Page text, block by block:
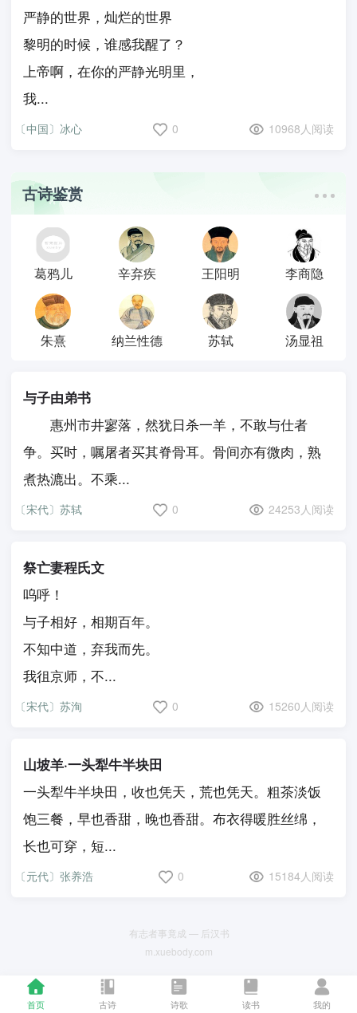
首页 古诗 诗歌 读书 我的
严静的世界，灿烂的世界
黎明的时候，谁感我醒了？
上帝啊，在你的严静光明里，
我...
〔中国〕冰心 0 10968人阅读
古诗鉴赏
葛鸦儿 辛弃疾 王阳明 李商隐
朱熹 纳兰性德 苏轼 汤显祖
与子由弟书
惠州市井寥落，然犹日杀一羊，不敢与仕者
争。买时，嘱屠者买其脊骨耳。骨间亦有微肉，熟
煮热漉出。不乘...
〔宋代〕苏轼 0 24253人阅读
祭亡妻程氏文
呜呼！
与子相好，相期百年。
不知中道，弃我而先。
我徂京师，不...
〔宋代〕苏洵 0 15260人阅读
山坡羊·一头犁牛半块田
一头犁牛半块田，收也凭天，荒也凭天。粗茶淡饭
饱三餐，早也香甜，晚也香甜。布衣得暖胜丝绵，
长也可穿，短...
〔元代〕张养浩 0 15184人阅读
有志者事竟成 — 后汉书
m.xuebody.com